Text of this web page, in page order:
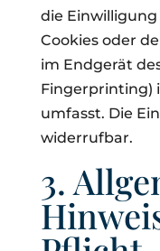
die
Cookies oder
im Endgerät
Fingerprinting)
umfasst. Die
widerrufbar.
3.